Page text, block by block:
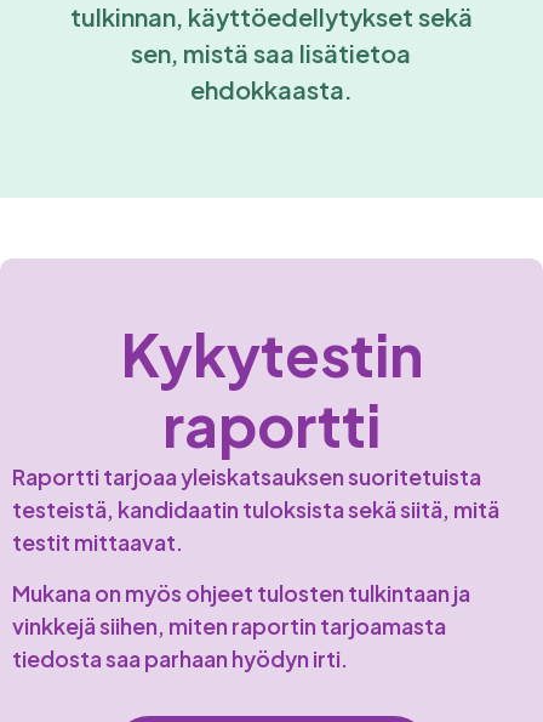
tulkinnan, käyttöedellytykset sekä
sen, mistä saa lisätietoa
ehdokkaasta.
Kykytestin
raportti
Raportti tarjoaa yleiskatsauksen suoritetuista
testeistä, kandidaatin tuloksista sekä siitä, mitä
testit mittaavat.
Mukana on myös ohjeet tulosten tulkintaan ja
vinkkejä siihen, miten raportin tarjoamasta
tiedosta saa parhaan hyödyn irti.